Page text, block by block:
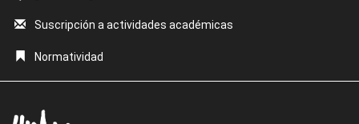
Suscripción a actividades académicas
Normatividad